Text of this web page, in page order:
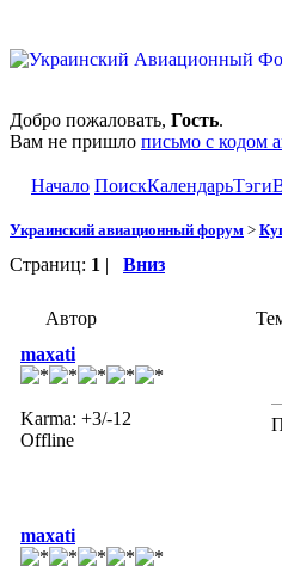
Добро пожаловать, Гость.
Вам не пришло письмо с кодом
Начало ПоискКалендарьТэги
Украинский авиационный форум >
Страниц: 1 | Вниз
Автор
maxati
Karma: +3/-12
Offline
maxati